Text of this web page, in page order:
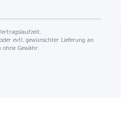
evtl. gewünschter Lieferung an
Gewähr.